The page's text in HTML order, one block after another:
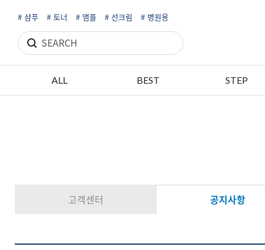
# 샴푸 # 토너 # 앰플 # 선크림 # 병원용
ALL BEST STEP
고객센터 공지사항